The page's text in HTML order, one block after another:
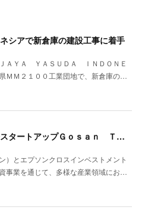
シアで新倉庫の建設工事に着手
ＡＹＡ ＹＡＳＵＤＡ ＩＮＤＯＮＥ
ＭＭ２１００工業団地で、新倉庫の…
【アジア】エプソン 韓国発スタートアップＧｏｓａｎ Ｔｅｃｈに追加出資
とエプソンクロスインベストメント
事業を通じて、多様な産業領域にお…